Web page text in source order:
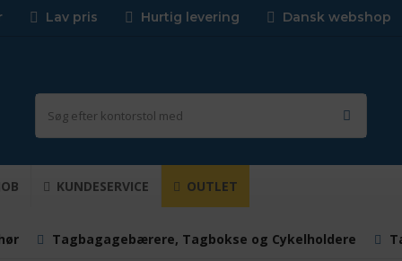
Lav pris Hurtig levering Dansk webshop
KUNDESERVICE OUTLET
Tagbagagebærere, Tagbokse og Cykelholdere